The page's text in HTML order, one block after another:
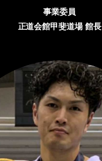
事業委員
正道会館甲斐道場 館長